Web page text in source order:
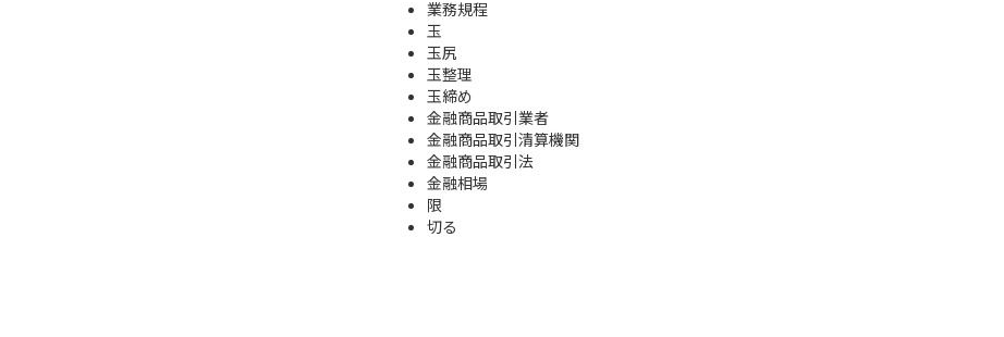
業務規程
玉
玉尻
玉整理
玉締め
金融商品取引業者
金融商品取引清算機関
金融商品取引法
金融相場
限
切る